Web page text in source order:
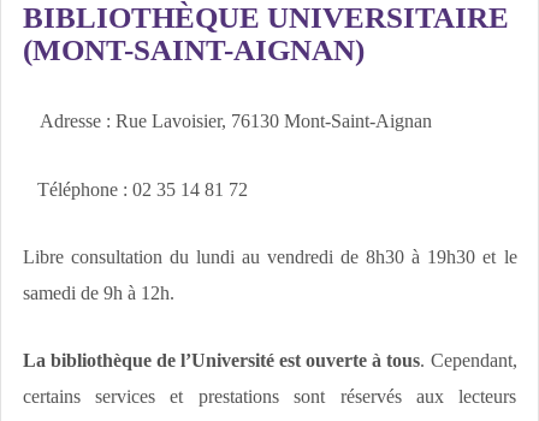
BIBLIOTHÈQUE UNIVERSITAIRE
(MONT-SAINT-AIGNAN)
Adresse : Rue Lavoisier, 76130 Mont-Saint-Aignan
Téléphone : 02 35 14 81 72
Libre consultation du lundi au vendredi de 8h30 à 19h30 et le
samedi de 9h à 12h.
La bibliothèque de l’Université est ouverte à tous. Cependant,
certains services et prestations sont réservés aux lecteurs